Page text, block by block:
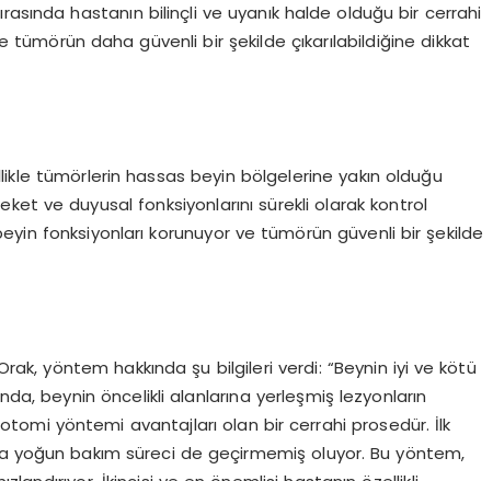
hastanın bilinçli ve uyanık halde olduğu bir cerrahi
daha güvenli bir şekilde çıkarılabildiğine dikkat
tümörlerin hassas beyin bölgelerine yakın olduğu
ve duyusal fonksiyonlarını sürekli olarak kontrol
fonksiyonları korunuyor ve tümörün güvenli bir şekilde
yöntem hakkında şu bilgileri verdi: “Beynin iyi ve kötü
beynin öncelikli alanlarına yerleşmiş lezyonların
yöntemi avantajları olan bir cerrahi prosedür. İlk
yoğun bakım süreci de geçirmemiş oluyor. Bu yöntem,